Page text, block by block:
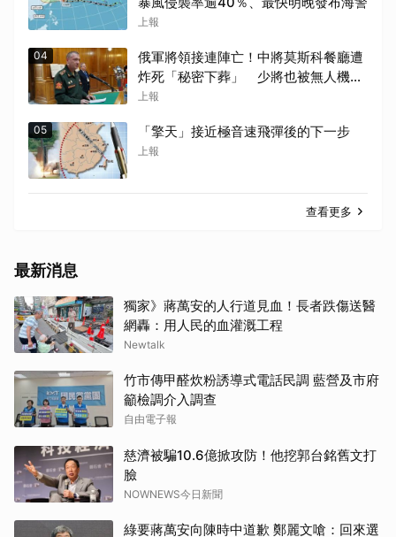
上報
04
俄軍將領接連陣亡！中將莫斯科餐廳遭
炸死「秘密下葬」 少將也被無人機擊
殺上報
05 「擎天」接近極音速飛彈後的下一步
上報
查看更多
最新消息
獨家》蔣萬安的人行道見血！長者跌傷送醫
網轟：用人民的血灌溉工程
Newtalk
竹市傳甲醛炊粉誘導式電話民調 藍營及市府
籲檢調介入調查
自由電子報
慈濟被騙10.6億掀攻防！他挖郭台銘舊文打
臉
NOWNEWS今日新聞
綠要蔣萬安向陳時中道歉 鄭麗文嗆：回來選